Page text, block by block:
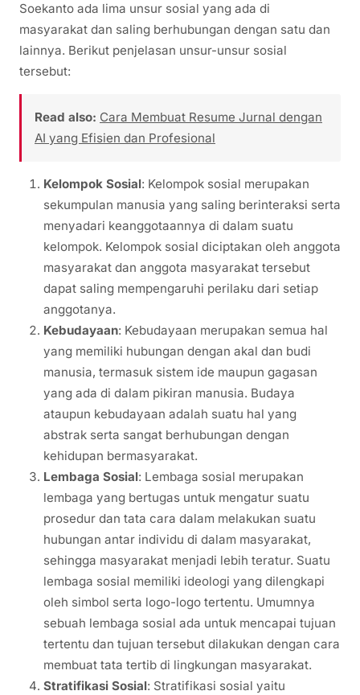
Soekanto ada lima unsur sosial yang ada di
masyarakat dan saling berhubungan dengan satu dan
lainnya. Berikut penjelasan unsur-unsur sosial
tersebut:
Read also: Cara Membuat Resume Jurnal dengan
AI yang Efisien dan Profesional
Kelompok Sosial: Kelompok sosial merupakan
sekumpulan manusia yang saling berinteraksi serta
menyadari keanggotaannya di dalam suatu
kelompok. Kelompok sosial diciptakan oleh anggota
masyarakat dan anggota masyarakat tersebut
dapat saling mempengaruhi perilaku dari setiap
anggotanya.
Kebudayaan: Kebudayaan merupakan semua hal
yang memiliki hubungan dengan akal dan budi
manusia, termasuk sistem ide maupun gagasan
yang ada di dalam pikiran manusia. Budaya
ataupun kebudayaan adalah suatu hal yang
abstrak serta sangat berhubungan dengan
kehidupan bermasyarakat.
Lembaga Sosial: Lembaga sosial merupakan
lembaga yang bertugas untuk mengatur suatu
prosedur dan tata cara dalam melakukan suatu
hubungan antar individu di dalam masyarakat,
sehingga masyarakat menjadi lebih teratur. Suatu
lembaga sosial memiliki ideologi yang dilengkapi
oleh simbol serta logo-logo tertentu. Umumnya
sebuah lembaga sosial ada untuk mencapai tujuan
tertentu dan tujuan tersebut dilakukan dengan cara
membuat tata tertib di lingkungan masyarakat.
Stratifikasi Sosial: Stratifikasi sosial yaitu